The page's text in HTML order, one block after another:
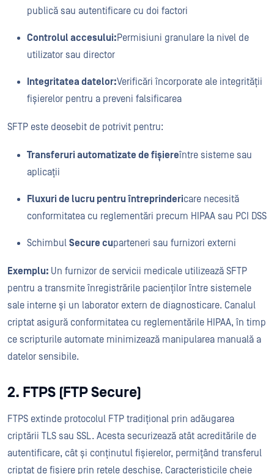
publică sau autentificare cu doi factori
Controlul accesului:Permisiuni granulare la nivel de
utilizator sau director
Integritatea datelor:Verificări încorporate ale integrității
fișierelor pentru a preveni falsificarea
SFTP este deosebit de potrivit pentru:
Transferuri automatizate de fișiereîntre sisteme sau
aplicații
Fluxuri de lucru pentru întreprindericare necesită
conformitatea cu reglementări precum HIPAA sau PCI DSS
Schimbul Secure cuparteneri sau furnizori externi
Exemplu: Un furnizor de servicii medicale utilizează SFTP
pentru a transmite înregistrările pacienților între sistemele
sale interne și un laborator extern de diagnosticare. Canalul
criptat asigură conformitatea cu reglementările HIPAA, în timp
ce scripturile automate minimizează manipularea manuală a
datelor sensibile.
2. FTPS (FTP Secure)
FTPS extinde protocolul FTP tradițional prin adăugarea
criptării TLS sau SSL. Acesta securizează atât acreditările de
autentificare, cât și conținutul fișierelor, permițând transferul
criptat de fișiere prin rețele deschise. Caracteristicile cheie